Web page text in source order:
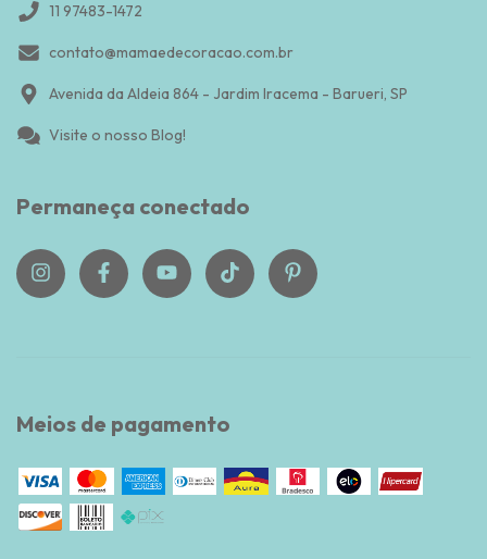
11 97483-1472
contato@mamaedecoracao.com.br
Avenida da Aldeia 864 - Jardim Iracema - Barueri, SP
Visite o nosso Blog!
Permaneça conectado
Meios de pagamento